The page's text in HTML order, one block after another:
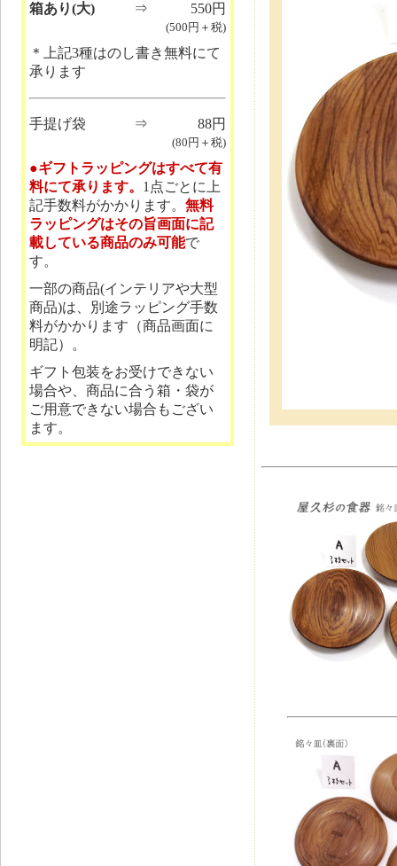
箱あり(大) ⇒ 550円
(500円＋税)
＊上記3種はのし書き無料にて
承ります
手提げ袋 ⇒ 88円
(80円＋税)
●ギフトラッピングはすべて有
料にて承ります。 1点ごとに上
記手数料がかかります。 無料
ラッピングはその旨画面に記
載している商品のみ可能で
す。
一部の商品(インテリアや大型
商品)は、別途ラッピング手数
料がかかります（商品画面に
明記）。
ギフト包装をお受けできない
場合や、商品に合う箱・袋が
ご用意できない場合もござい
ます。